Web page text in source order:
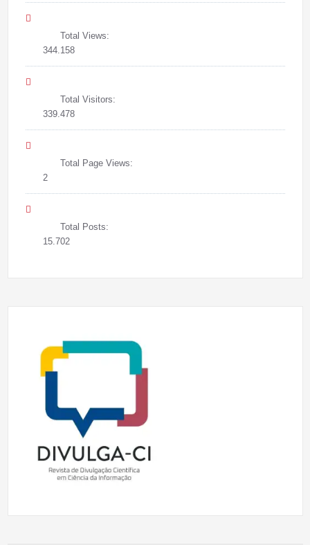
Total Views:
344.158
Total Visitors:
339.478
Total Page Views:
2
Total Posts:
15.702